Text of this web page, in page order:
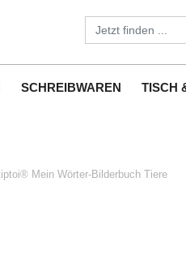
SCHREIBWAREN TISCH
Mein Wörter-Bilderbuch Tiere